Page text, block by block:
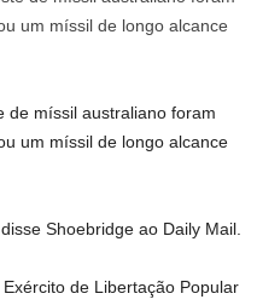
de míssil australiano foram
um míssil de longo alcance
Shoebridge ao Daily Mail.
de Libertação Popular